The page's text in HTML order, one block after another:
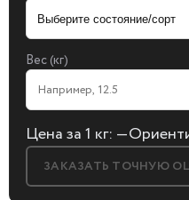
Вес (кг)
Цена за 1 кг: —
ЗАКАЗАТЬ ТОЧНУЮ